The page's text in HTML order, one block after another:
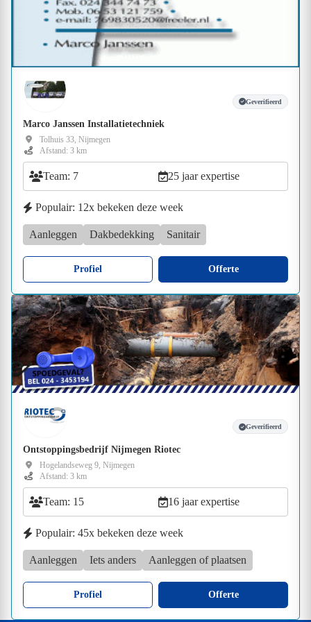
Geverifieerd
Marco Janssen Installatietechniek
Tolhuis 33, Nijmegen
Afstand: 3 km
Team: 7 25 jaar expertise
Populair: 12x bekeken deze week
Aanleggen Dakbedekking Sanitair
Profiel Offerte
Geverifieerd
Ontstoppingsbedrijf Nijmegen Riotec
Hogelandseweg 9, Nijmegen
Afstand: 3 km
Team: 15 16 jaar expertise
Populair: 45x bekeken deze week
Aanleggen Iets anders Aanleggen of plaatsen
Profiel Offerte